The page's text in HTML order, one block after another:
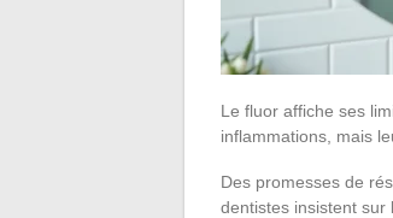
Le fluor affiche ses
inflammations, mais
Des promesses de
dentistes insistent